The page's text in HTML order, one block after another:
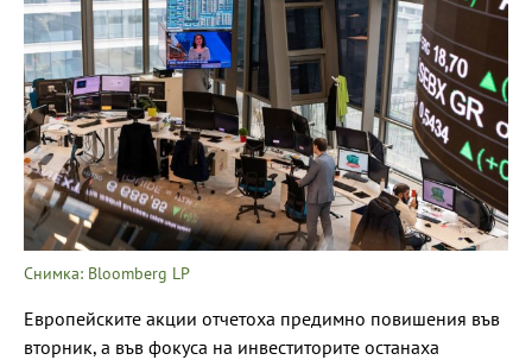
Снимка: Bloomberg LP
Европейските акции отчетоха предимно повишения във
вторник, а във фокуса на инвеститорите останаха